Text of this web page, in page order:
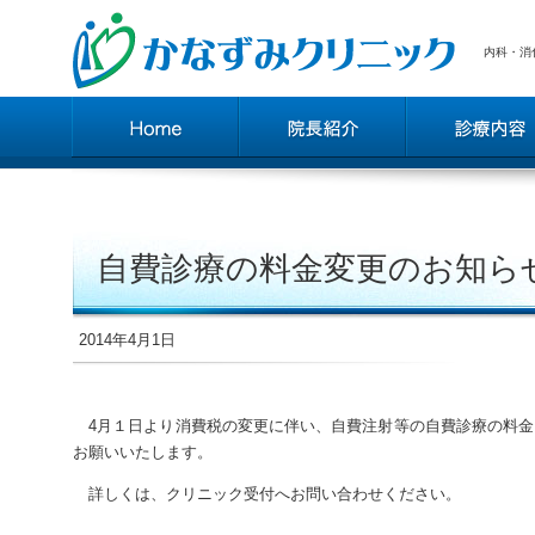
内科・消
自費診療の料金変更のお知ら
2014年4月1日
4月１日より消費税の変更に伴い、自費注射等の自費診療の料
お願いいたします。
詳しくは、クリニック受付へお問い合わせください。